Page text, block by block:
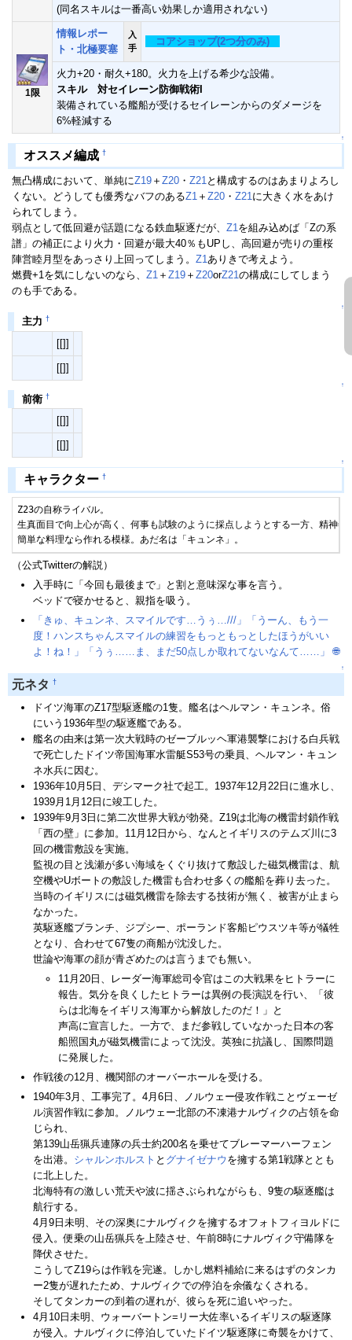
(同名スキルは一番高い効果しか適用されない)
1限
情報レポー
ト・北極要塞
入
手
コアショップ(2つ分のみ)
火力+20・耐久+180。火力を上げる希少な設備。
スキル 対セイレーン防御戦術I
装備されている艦船が受けるセイレーンからのダメージを
6%軽減する
↑
オススメ編成 †
無凸構成において、単純にZ19 ＋ Z20 ・ Z21と構成するのはあまりよろし
くない。どうしても優秀なバフのあるZ1 ＋ Z20 ・ Z21に大きく水をあけ
られてしまう。
弱点として低回避が話題になる鉄血駆逐だが、 Z1を組み込めば「Zの系
譜」の補正により火力・回避が最大40％もUPし、高回避が売りの重桜
陣営睦月型をあっさり上回ってしまう。 Z1ありきで考えよう。
燃費+1を気にしないのなら、 Z1 ＋ Z19 ＋ Z20orZ21の構成にしてしまう
のも手である。
↑
主力 †
[[]]
[[]]
↑
前衛 †
[[]]
[[]]
↑
キャラクター †
Z23の自称ライバル。
生真面目で向上心が高く、何事も試験のように採点しようとする一方、精神
簡単な料理なら作れる模様。あだ名は「キュンネ」。
（公式Twitterの解説）
入手時に「今回も最後まで」と割と意味深な事を言う。
ベッドで寝かせると、親指を吸う。
「きゅ、キュンネ、スマイルです…うぅ…///」「うーん、もう一
度！ハンスちゃんスマイルの練習をもっともっとしたほうがいい
よ！ね！」「うぅ……ま、まだ50点しか取れてないなんて……」
🌐
↑
元ネタ †
ドイツ海軍のZ17型駆逐艦の1隻。艦名はヘルマン・キュンネ。俗
にいう1936年型の駆逐艦である。
艦名の由来は第一次大戦時のゼーブルッヘ軍港襲撃における白兵戦
で死亡したドイツ帝国海軍水雷艇S53号の乗員、ヘルマン・キュン
ネ水兵に因む。
1936年10月5日、デシマーク社で起工。1937年12月22日に進水し、
1939月1月12日に竣工した。
1939年9月3日に第二次世界大戦が勃発。Z19は北海の機雷封鎖作戦
「西の壁」に参加。11月12日から、なんとイギリスのテムズ川に3
回の機雷敷設を実施。
監視の目と浅瀬が多い海域をくぐり抜けて敷設した磁気機雷は、航
空機やUボートの敷設した機雷も合わせ多くの艦船を葬り去った。
当時のイギリスには磁気機雷を除去する技術が無く、被害が止まら
なかった。
英駆逐艦ブランチ、ジプシー、ポーランド客船ピウスツキ等が犠牲
となり、合わせて67隻の商船が沈没した。
世論や海軍の顔が青ざめたのは言うまでも無い。
11月20日、レーダー海軍総司令官はこの大戦果をヒトラーに
報告。気分を良くしたヒトラーは異例の長演説を行い、「彼
らは北海をイギリス海軍から解放したのだ！」と
声高に宣言した。一方で、まだ参戦していなかった日本の客
船照国丸が磁気機雷によって沈没。英独に抗議し、国際問題
に発展した。
作戦後の12月、機関部のオーバーホールを受ける。
1940年3月、工事完了。4月6日、ノルウェー侵攻作戦ことヴェーゼ
ル演習作戦に参加。ノルウェー北部の不凍港ナルヴィクの占領を命
じられ、
第139山岳猟兵連隊の兵士約200名を乗せてブレーマーハーフェン
を出港。 シャルンホルスト と グナイゼナウ を擁する第1戦隊ととも
に北上した。
北海特有の激しい荒天や波に揺さぶられながらも、9隻の駆逐艦は
航行する。
4月9日未明、その深奥にナルヴィクを擁するオフォトフィヨルドに
侵入。便乗の山岳猟兵を上陸させ、午前8時にナルヴィク守備隊を
降伏させた。
こうしてZ19らは作戦を完遂。しかし燃料補給に来るはずのタンカ
ー2隻が遅れたため、ナルヴィクでの停泊を余儀なくされる。
そしてタンカーの到着の遅れが、彼らを死に追いやった。
4月10日未明、ウォーバートン=リー大佐率いるイギリスの駆逐隊
が侵入。ナルヴィクに停泊していたドイツ駆逐隊に奇襲をかけて、